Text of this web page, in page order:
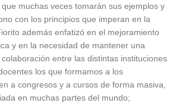
muchas veces tomarán sus ejemplos y
con los principios que imperan en la
además enfatizó en el mejoramiento
y en la necesidad de mantener una
entre las distintas instituciones
los que formamos a los
a congresos y a cursos de forma masiva,
en muchas partes del mundo;